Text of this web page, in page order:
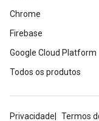
Chrome
Firebase
Google Cloud Platform
Todos os produtos
Privacidade Termos